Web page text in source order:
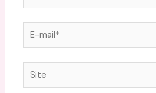
E-
mail*
Site